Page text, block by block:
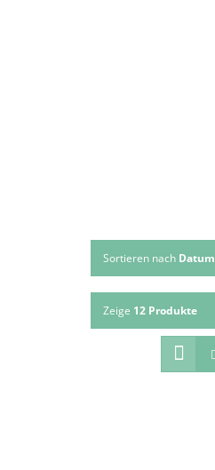
Sortieren nach Datum
Zeige 12 Produkte